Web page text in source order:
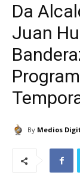
Da
Juan
By Medios